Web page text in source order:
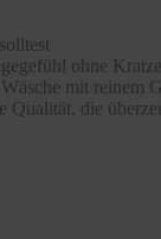
ohne
mit reinem
Qualität, die